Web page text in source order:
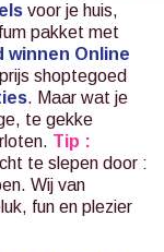
voor je huis,
pakket met
winnen Online
shoptegoed
. Maar wat je
te gekke
Tip :
te slepen door :
Wij van
fun en plezier